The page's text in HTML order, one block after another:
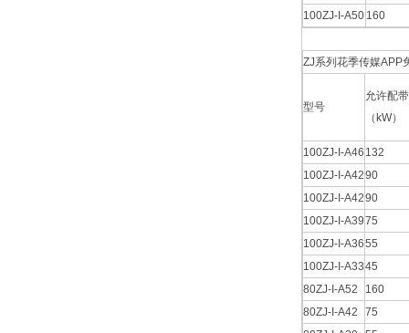
100ZJ-I-A50 160
ZJ系列花季传媒APP
型号
允许配
（kW）
100ZJ-I-A46 132
100ZJ-I-A4290
100ZJ-I-A4290
100ZJ-I-A3975
100ZJ-I-A3655
100ZJ-I-A3345
80ZJ-I-A52
160
80ZJ-I-A42
75